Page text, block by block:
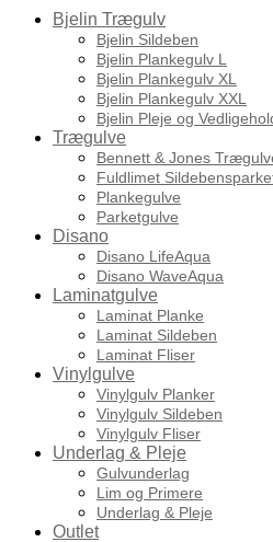
Bjelin Trægulv
Bjelin Sildeben
Bjelin Plankegulv L
Bjelin Plankegulv XL
Bjelin Plankegulv XXL
Bjelin Pleje og
Trægulve
Bennett & Jones
Fuldlimet
Plankegulve
Parketgulve
Disano
Disano LifeAqua
Disano WaveAqua
Laminatgulve
Laminat Planke
Laminat Sildeben
Laminat Fliser
Vinylgulve
Vinylgulv Planker
Vinylgulv Sildeben
Vinylgulv Fliser
Underlag & Pleje
Gulvunderlag
Lim og Primere
Underlag & Pleje
Outlet